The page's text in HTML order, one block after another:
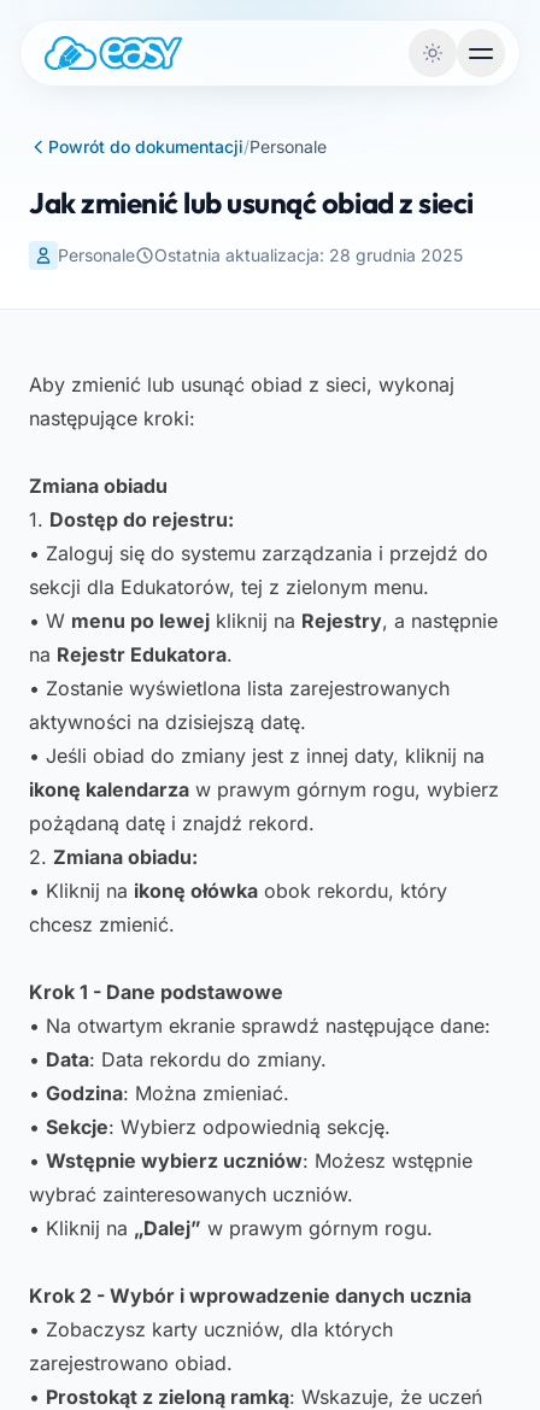
Powrót do dokumentacji/Personale
Jak zmienić lub usunąć obiad z sieci
Personale Ostatnia aktualizacja: 28 grudnia 2025
Aby zmienić lub usunąć obiad z sieci, wykonaj
następujące kroki:
Zmiana obiadu
1. Dostęp do rejestru:
• Zaloguj się do systemu zarządzania i przejdź do
sekcji dla Edukatorów, tej z zielonym menu.
• W menu po lewej kliknij na Rejestry, a następnie
na Rejestr Edukatora.
• Zostanie wyświetlona lista zarejestrowanych
aktywności na dzisiejszą datę.
• Jeśli obiad do zmiany jest z innej daty, kliknij na
ikonę kalendarza w prawym górnym rogu, wybierz
pożądaną datę i znajdź rekord.
2. Zmiana obiadu:
• Kliknij na ikonę ołówka obok rekordu, który
chcesz zmienić.
Krok 1 - Dane podstawowe
• Na otwartym ekranie sprawdź następujące dane:
• Data: Data rekordu do zmiany.
• Godzina: Można zmieniać.
• Sekcje: Wybierz odpowiednią sekcję.
• Wstępnie wybierz uczniów: Możesz wstępnie
wybrać zainteresowanych uczniów.
• Kliknij na „Dalej” w prawym górnym rogu.
Krok 2 - Wybór i wprowadzenie danych ucznia
• Zobaczysz karty uczniów, dla których
zarejestrowano obiad.
• Prostokąt z zieloną ramką: Wskazuje, że uczeń